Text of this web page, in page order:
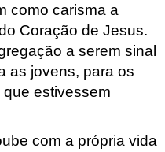
como carisma a
Coração de Jesus.
a serem sinal
as jovens, para os
estivessem
com a própria vida